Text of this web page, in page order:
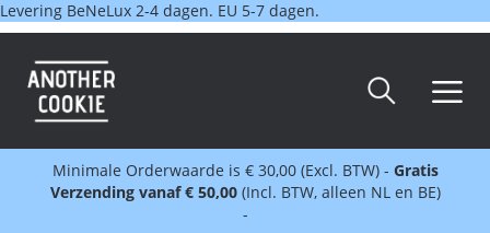
Levering BeNeLux 2-4 dagen. EU 5-7 dagen.
Minimale Orderwaarde is € 30,00 (Excl. BTW) - Gratis
Verzending vanaf € 50,00 (Incl. BTW, alleen NL en BE)
-